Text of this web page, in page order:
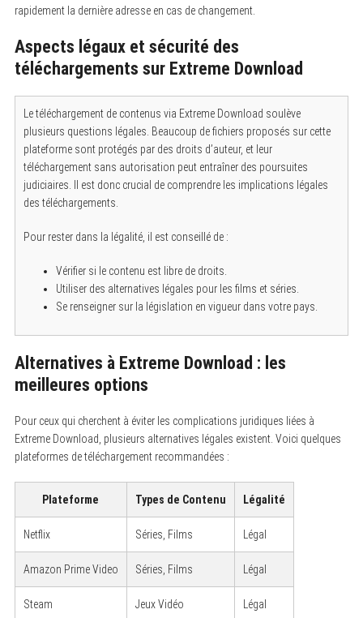
rapidement la dernière adresse en cas de changement.
Aspects légaux et sécurité des
téléchargements sur Extreme Download
Le téléchargement de contenus via Extreme Download soulève
plusieurs questions légales. Beaucoup de fichiers proposés sur cette
plateforme sont protégés par des droits d’auteur, et leur
téléchargement sans autorisation peut entraîner des poursuites
judiciaires. Il est donc crucial de comprendre les implications légales
des téléchargements.
Pour rester dans la légalité, il est conseillé de :
Vérifier si le contenu est libre de droits.
Utiliser des alternatives légales pour les films et séries.
Se renseigner sur la législation en vigueur dans votre pays.
Alternatives à Extreme Download : les
meilleures options
Pour ceux qui cherchent à éviter les complications juridiques liées à
Extreme Download, plusieurs alternatives légales existent. Voici quelques
plateformes de téléchargement recommandées :
Plateforme Types de Contenu Légalité
Netflix Séries, Films Légal
Amazon Prime Video Séries, Films Légal
Steam Jeux Vidéo Légal
e
a
f
o
r
: